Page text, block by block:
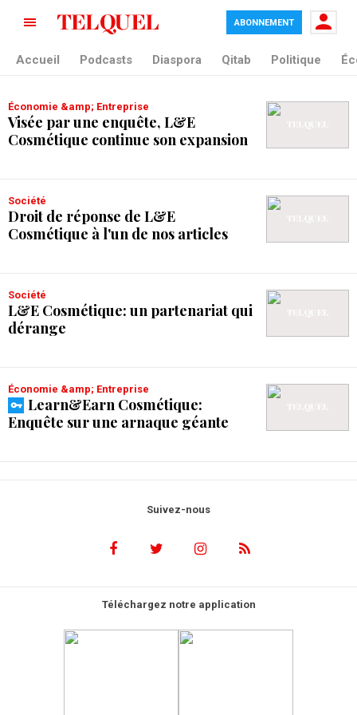
tag blade
ABONNEMENT
Accueil Podcasts Diaspora Qitab Politique
Économie &amp; Entreprise
Visée par une enquête, L&E
Cosmétique continue son expansion
Société
Droit de réponse de L&E
Cosmétique à l'un de nos articles
Société
L&E Cosmétique: un partenariat qui
dérange
Économie &amp; Entreprise
Learn&Earn Cosmétique:
Enquête sur une arnaque géante
Suivez-nous
Téléchargez notre application